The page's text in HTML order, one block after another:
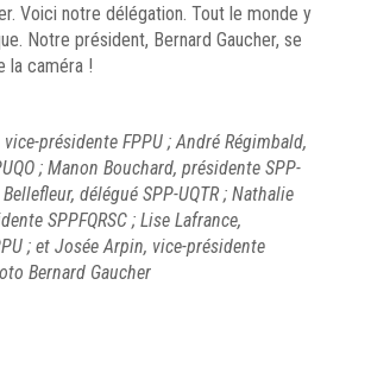
Voici notre délégation. Tout le monde y
Notre président, Bernard Gaucher, se
la caméra !
présidente FPPU ; André Régimbald,
; Manon Bouchard, présidente SPP-
délégué SPP-UQTR ; Nathalie
SPPFQRSC ; Lise Lafrance,
; et Josée Arpin, vice-présidente
Bernard Gaucher